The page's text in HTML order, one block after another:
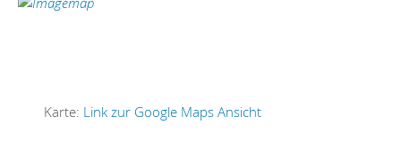
Karte: Link zur Google Maps Ansicht